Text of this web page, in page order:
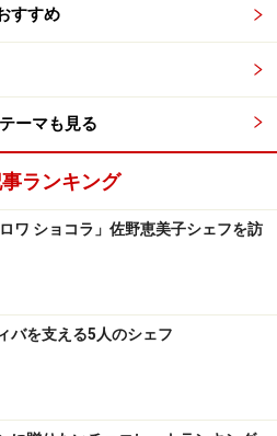
日曜日の午後。
ていた家の主人、ブルーノ・デ
です。デリックさんは、アフ
ことがあり、コンゴ独立の際
リーの一部）の近くに店を開
カオ豆からのチョコレート作
でカカオに親しんでいた方で
入れていましたが、2002年に
タールの土地を購入、現地に
すすめ
ーマも見る
ランキング
ワ ショコラ」佐野恵美子シェフを訪
バを支える5人のシェフ